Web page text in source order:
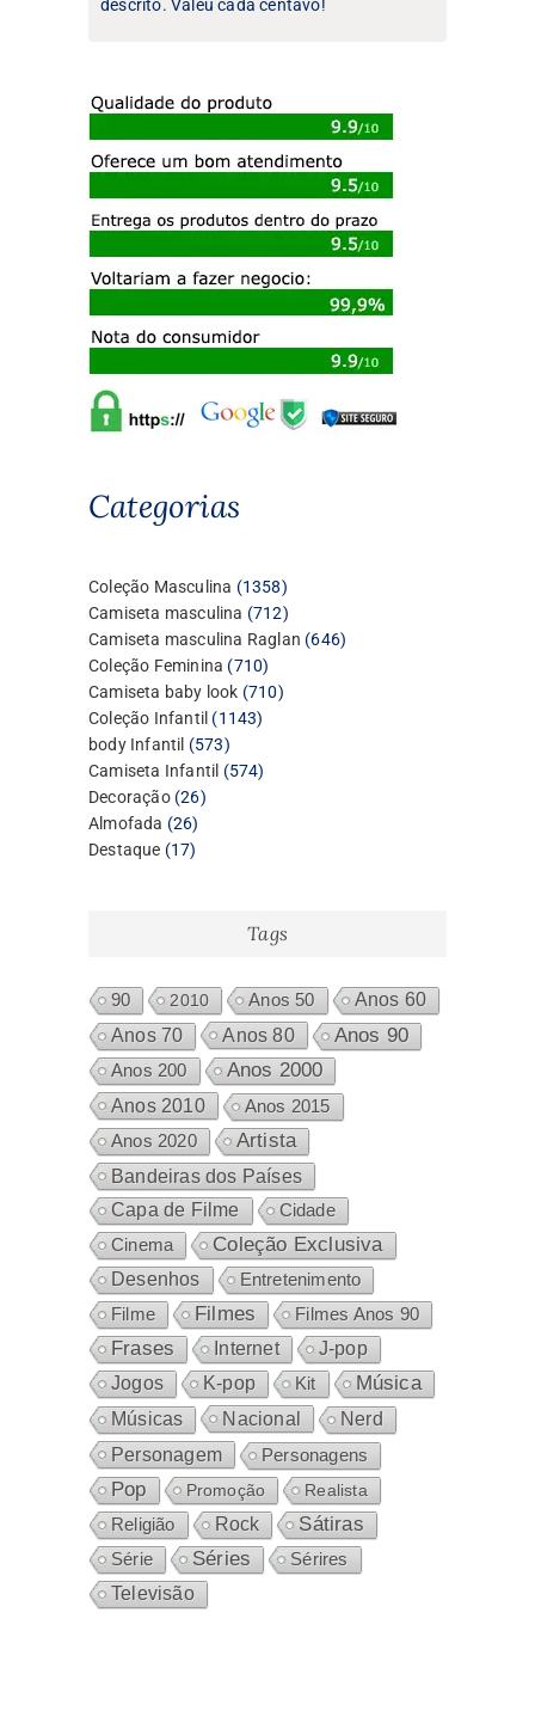
descrito. Valeu cada centavo!
Categorias
Coleção Masculina 13581358
produtos
Camiseta masculina 712712
produtos
Camiseta masculina Raglan 646646
Coleção Feminina 710710
produtos
Camiseta baby look 710710
Coleção Infantil 11431143
body Infantil 573573
produtos
Camiseta Infantil 574574
Decoração 2626
Almofada 2626
produtos
Destaque 1717
Tags
90 2010 Anos 50
Anos 60
Anos 70
Anos 80 Anos 90
Anos 200 Anos 2000
Anos 2010 Anos 2015
Anos 2020 Artista
Bandeiras dos Países
Capa de Filme
Cidade
Cinema
Coleção Exclusiva
Desenhos
Entretenimento
Filme
Filmes Filmes Anos 90
Frases Internet
J-pop
Jogos
K-pop Kit Música
Músicas Nacional Nerd
Personagem Personagens
Pop Promoção
Realista
Religião
Rock Sátiras
Série Séries
Sérires
Televisão